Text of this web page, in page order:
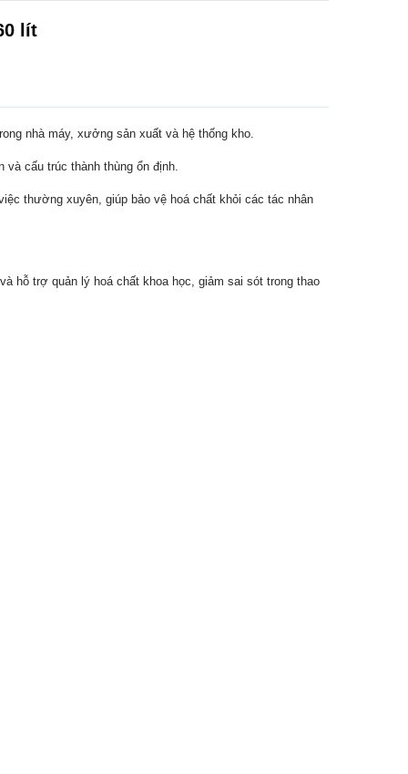
lít
nhà máy, xưởng sản xuất và hệ thống kho.
cấu trúc thành thùng ổn định.
thường xuyên, giúp bảo vệ hoá chất khỏi các tác nhân
hỗ trợ quản lý hoá chất khoa học, giảm sai sót trong thao